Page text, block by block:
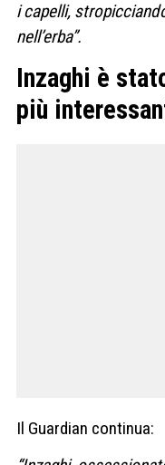
i capelli,
nell’erba”.
Inzaghi è
più
Il Guardian continua: